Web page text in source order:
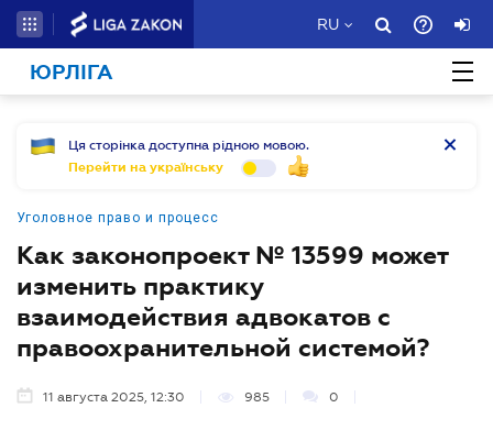
RU
ЮРЛІГА
Ця сторінка доступна рідною мовою.
Перейти на українську
Уголовное право и процесс
Как законопроект № 13599 может
изменить практику
взаимодействия адвокатов с
правоохранительной системой?
11 августа 2025, 12:30 985 0